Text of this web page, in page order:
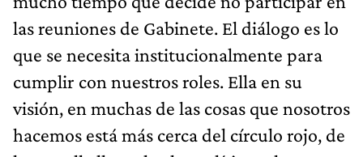
las reuniones de Gabinete. El diálogo es lo
que se necesita institucionalmente para
cumplir con nuestros roles. Ella en su
visión, en muchas de las cosas que nosotros
hacemos está más cerca del círculo rojo, de